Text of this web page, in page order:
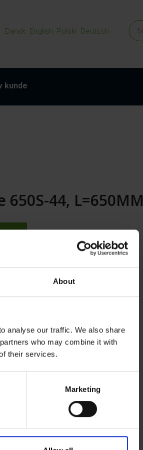
About
analyse our traffic. We also share
who may combine it with
their services.
Marketing
Dansk English Polski Deutsch
kunde
44, L=650MM